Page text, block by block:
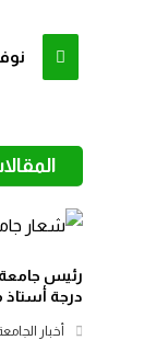
رئيس جامعة
درجة
أخبار